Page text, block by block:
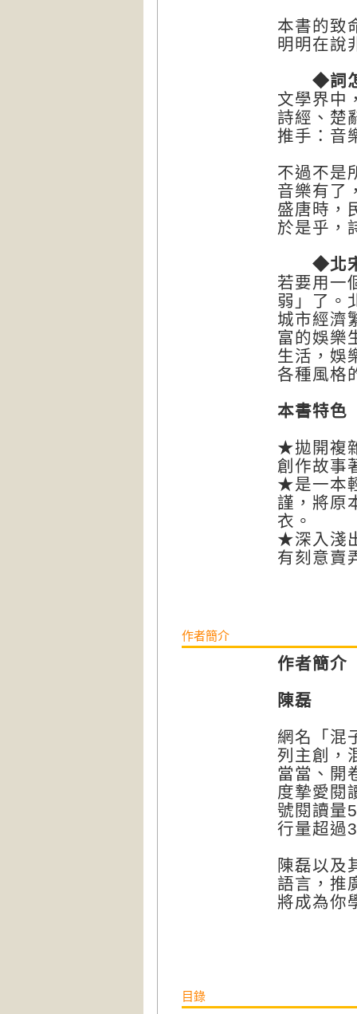
本書的致
明明在說
◆詞怎
文學界中
詩經、楚
推手：音
不過不是
音樂有了
盛唐時，
於是乎，
◆北宋
若要用一
弱」了。
城市經濟
富的娛樂
生活，娛
各種風格
本書特色
★拋開複
創作故事
★是一本
謹，將原
衣。
★深入淺
有刻意賣
作者簡介
作者簡介
陳磊
網名「混
列主創，
當當、開
度摯愛閱
號閱讀量
行量超過
陳磊以及
語言，推
將成為你
目錄